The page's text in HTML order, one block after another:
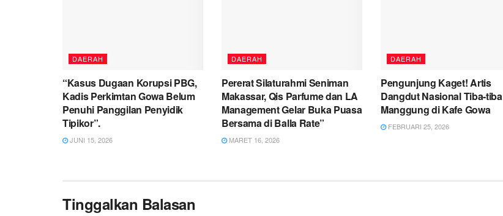
DAERAH
“Kasus Dugaan Korupsi PBG,
Kadis Perkimtan Gowa Belum
Penuhi Panggilan Penyidik
Tipikor”.
JUNI 15, 2026
DAERAH
Pererat Silaturahmi Seniman
Makassar, Qis Parfume dan LA
Management Gelar Buka Puasa
Bersama di Balla Rate”
MARET 16, 2026
DAERAH
Pengunjung Kaget! Artis
Dangdut Nasional Tiba-tiba
Manggung di Kafe Gowa
FEBRUARI 25, 2026
Tinggalkan Balasan